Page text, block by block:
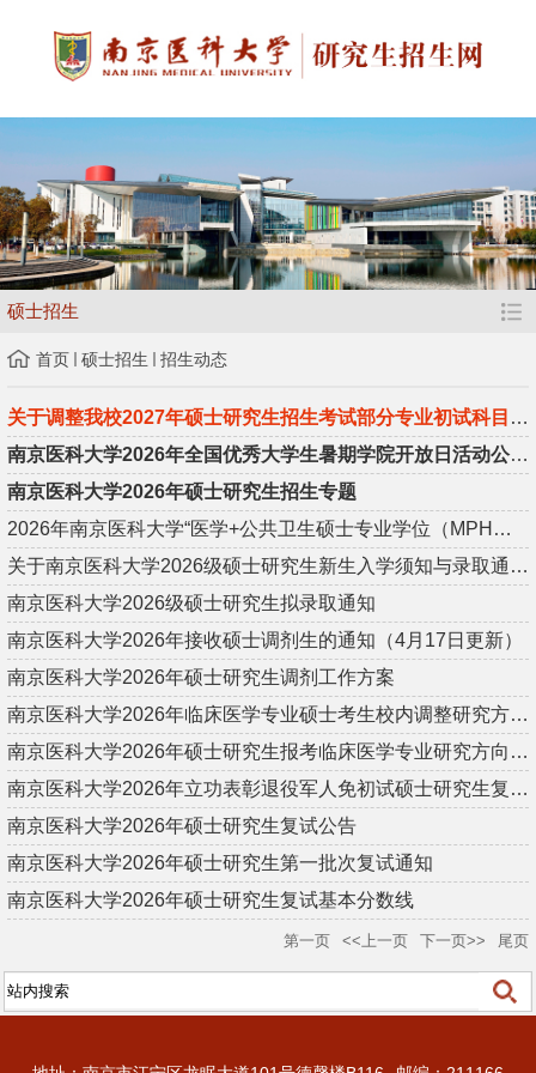
硕士招生
首页 硕士招生 招生动态
关于调整我校2027年硕士研究生招生考试部分专业初试科目的公告
南京医科大学2026年全国优秀大学生暑期学院开放日活动公告（更新...
南京医科大学2026年硕士研究生招生专题
2026年南京医科大学“医学+公共卫生硕士专业学位（MPH）”双学位...
关于南京医科大学2026级硕士研究生新生入学须知与录取通知书发放...
南京医科大学2026级硕士研究生拟录取通知
南京医科大学2026年接收硕士调剂生的通知（4月17日更新）
南京医科大学2026年硕士研究生调剂工作方案
南京医科大学2026年临床医学专业硕士考生校内调整研究方向复试通...
南京医科大学2026年硕士研究生报考临床医学专业研究方向校内调整...
南京医科大学2026年立功表彰退役军人免初试硕士研究生复试名单公...
南京医科大学2026年硕士研究生复试公告
南京医科大学2026年硕士研究生第一批次复试通知
南京医科大学2026年硕士研究生复试基本分数线
第一页 <<上一页 下一页>> 尾页